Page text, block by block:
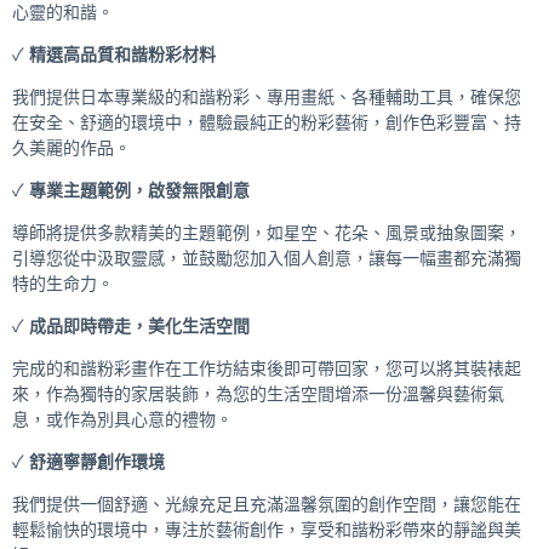
心靈的和諧。
✓ 精選高品質和諧粉彩材料
我們提供日本專業級的和諧粉彩、專用畫紙、各種輔助工具，確保您
在安全、舒適的環境中，體驗最純正的粉彩藝術，創作色彩豐富、持
久美麗的作品。
✓ 專業主題範例，啟發無限創意
導師將提供多款精美的主題範例，如星空、花朵、風景或抽象圖案，
引導您從中汲取靈感，並鼓勵您加入個人創意，讓每一幅畫都充滿獨
特的生命力。
✓ 成品即時帶走，美化生活空間
完成的和諧粉彩畫作在工作坊結束後即可帶回家，您可以將其裝裱起
來，作為獨特的家居裝飾，為您的生活空間增添一份溫馨與藝術氣
息，或作為別具心意的禮物。
✓ 舒適寧靜創作環境
我們提供一個舒適、光線充足且充滿溫馨氛圍的創作空間，讓您能在
輕鬆愉快的環境中，專注於藝術創作，享受和諧粉彩帶來的靜謐與美